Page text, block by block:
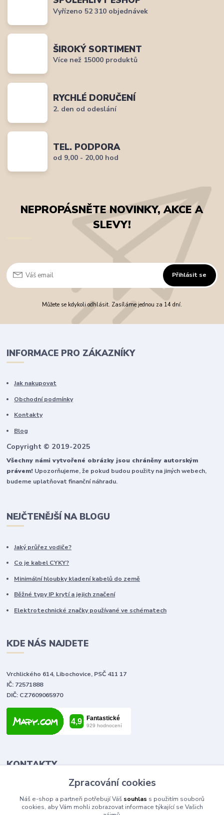
Vyřízeno 52 310 objednávek
ŠIROKÝ SORTIMENT
Více než 15000 produktů
RYCHLÉ DORUČENÍ
2. den od odeslání
TEL. PODPORA
od 9,00 - 20,00 hod
NEPROPÁSNĚTE NOVINKY, AKCE A
SLEVY!
Přihlásit se
Můžete se kdykoli odhlásit. Zasíláme jednou za 14 dní.
INFORMACE PRO ZÁKAZNÍKY
Jak nakupovat
Obchodní podmínky
Kontakty
Blog
Copyright © 2019-2025
Všechny námi vytvořené obrázky jsou chráněny autorským
právem! Upozorňujeme, že pokud budou použity na jiných webech,
budeme uplatňovat finanční náhradu.
NEJČTENĚJŠÍ NA BLOGU
Jaký průřez vodiče?
Co je kabel CYKY?
Minimální hloubky kladení kabelů do země
Běžné typy IP krytí a jejich značení
Elektrotechnické značky používané ve schématech
KDE NÁS NAJDETE
Vrchlického 614, Libochovice, PSČ 411 17
IČ: 72571888
DIČ: CZ7609065970
KONTAKTY
Tomáš Vlček
+420 702 090 443
Zpracování cookies
Náš e-shop a partneři potřebují Váš souhlas s použitím souborů
cookies, aby Vám mohli zobrazovat informace týkající se Vašich